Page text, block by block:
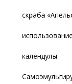
скраба
календулы.